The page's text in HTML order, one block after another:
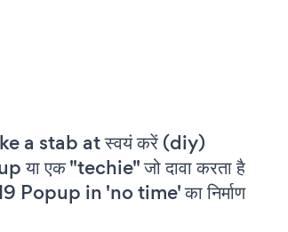
a stab at स्वयं करें (diy)
या एक "techie" जो दावा करता है
Popup in 'no time' का निर्माण